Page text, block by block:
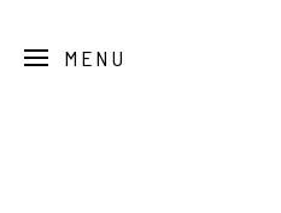
MENU